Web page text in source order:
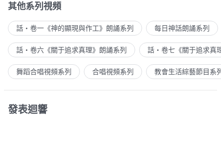
其他系列視頻
話・卷一《神的顯現與作工》朗誦系列 每日神話朗誦系列
話・卷六《關于追求真理》朗誦系列 話・卷七《關于追求真
舞蹈合唱視頻系列 合唱視頻系列 教會生活綜藝節目系
發表迴響